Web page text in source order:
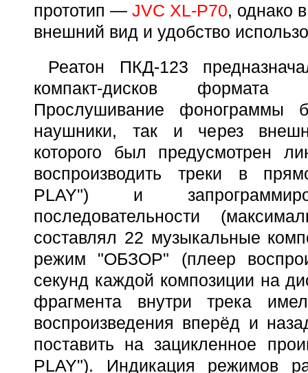
прототип — JVC XL-P70, однако
внешний вид и удобство
Реатон ПКД-123
компакт-дисков формата
Прослушивание фонограммы
наушники, так и через
которого был предусмотрен
воспроизводить треки в
PLAY") и
последовательности
составлял 22 музыкальные
режим "ОБЗОР" (плеер
секунд каждой композиции на
фрагмента внутри трека
воспроизведения вперёд и
поставить на зацикленное
PLAY"). Индикация режимов